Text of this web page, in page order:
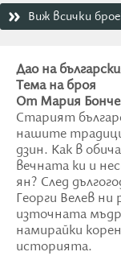
Виж всички
Дао на
Тема на броя
От Мария
Старият
нашите
дзин. Как в
вечната ки и
ян? След
Георги Велев ни
източната
намирайки
историята.